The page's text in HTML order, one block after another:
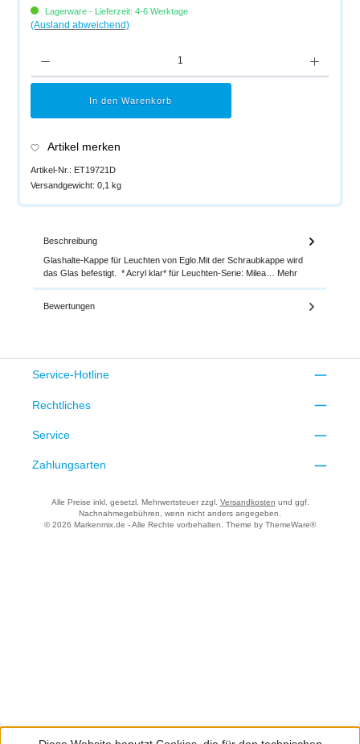
Lagerware - Lieferzeit: 4-6 Werktage
(Ausland abweichend)
In den Warenkorb
Artikel merken
Artikel-Nr.: ET19721D
Versandgewicht: 0,1 kg
Beschreibung
Glashalte-Kappe für Leuchten von Eglo.Mit der Schraubkappe wird
das Glas befestigt. * Acryl klar* für Leuchten-Serie: Milea… Mehr
Bewertungen
Service-Hotline
Rechtliches
Service
Zahlungsarten
Alle Preise inkl. gesetzl. Mehrwertsteuer zzgl. Versandkosten und ggf.
Nachnahmegebühren, wenn nicht anders angegeben.
© 2026 Markenmix.de - Alle Rechte vorbehalten. Theme by ThemeWare®